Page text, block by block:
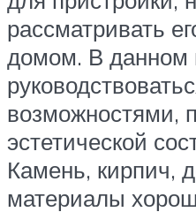
рассматривать
домом. В данном
возможностями,
эстетической
Камень, кирпич,
материалы